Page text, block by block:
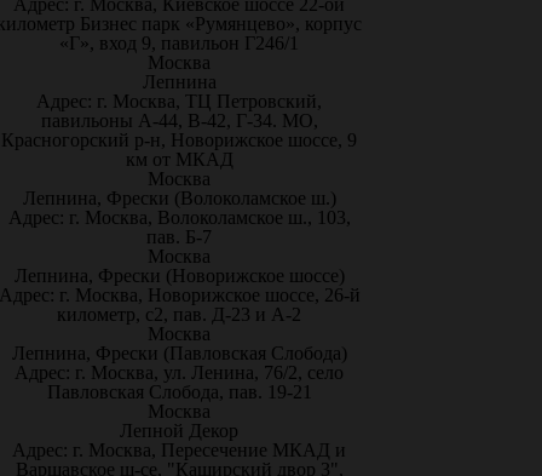
Адрес: г. Москва, Киевское шоссе 22-ой
Бизнес парк «Румянцево», корпус
«Г», вход 9, павильон Г246/1
Москва
Лепнина
Адрес: г. Москва, ТЦ Петровский,
павильоны А-44, В-42, Г-34. МО,
Красногорский р-н, Новорижское шоссе, 9
км от МКАД
Москва
Лепнина, Фрески (Волоколамское ш.)
Адрес: г. Москва, Волоколамское ш., 103,
пав. Б-7
Москва
Лепнина, Фрески (Новорижское шоссе)
г. Москва, Новорижское шоссе, 26-й
километр, с2, пав. Д-23 и А-2
Москва
Лепнина, Фрески (Павловская Слобода)
Адрес: г. Москва, ул. Ленина, 76/2, село
Павловская Слобода, пав. 19-21
Москва
Лепной Декор
Адрес: г. Москва, Пересечение МКАД и
Варшавское ш-се, "Каширский двор 3",